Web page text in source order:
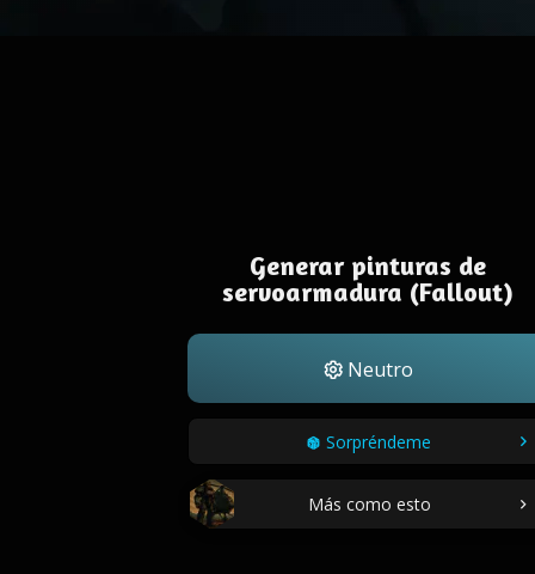
Generar pinturas de
servoarmadura (Fallout)
Neutro
Sorpréndeme
Más como esto